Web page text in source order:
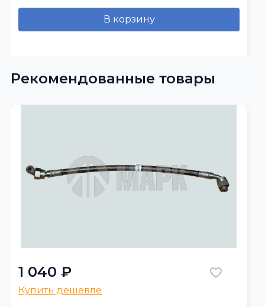
В корзину
Рекомендованные товары
1 040 ₽
Купить дешевле